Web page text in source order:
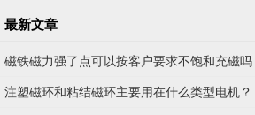
最新文章
磁铁磁力强了点可以按客户要求不饱和充磁吗
注塑磁环和粘结磁环主要用在什么类型电机？